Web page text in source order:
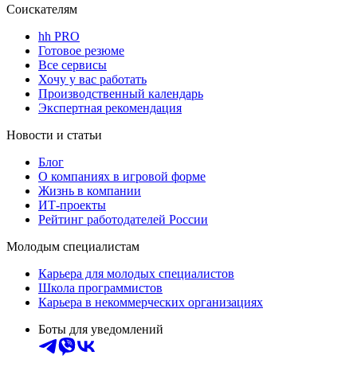
Соискателям
hh PRO
Готовое резюме
Все сервисы
Хочу у вас работать
Производственный календарь
Экспертная рекомендация
Новости и статьи
Блог
О компаниях в игровой форме
Жизнь в компании
ИТ-проекты
Рейтинг работодателей России
Молодым специалистам
Карьера для молодых специалистов
Школа программистов
Карьера в некоммерческих организациях
Боты для уведомлений